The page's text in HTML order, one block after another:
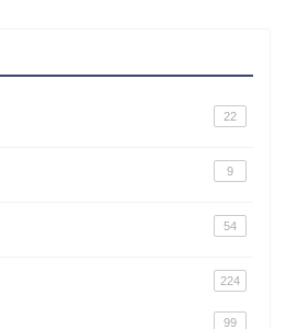
22
9
54
224
99